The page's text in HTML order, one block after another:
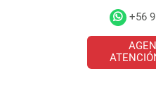
+56 9